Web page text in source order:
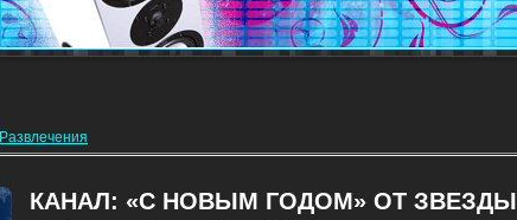
Развлечения
КАНАЛ: «С НОВЫМ ГОДОМ» ОТ ЗВЕЗДЫ